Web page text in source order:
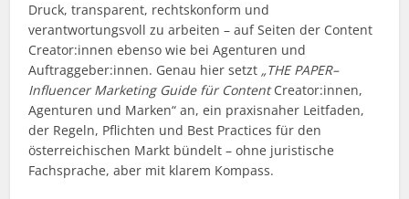
Druck, transparent, rechtskonform und
verantwortungsvoll zu arbeiten – auf Seiten der Content
Creator:innen ebenso wie bei Agenturen und
Auftraggeber:innen. Genau hier setzt „THE PAPER–
Influencer Marketing Guide für ContentCreator:innen,
Agenturen und Marken“ an, ein praxisnaher Leitfaden,
der Regeln, Pflichten und Best Practices für den
österreichischen Markt bündelt – ohne juristische
Fachsprache, aber mit klarem Kompass.